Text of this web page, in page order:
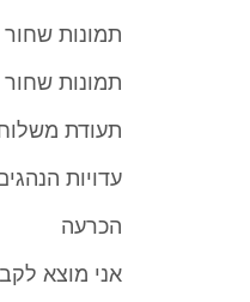
תמונות שחור
תמונות
תעודת
עדויות
הכרעה
אני מוצא